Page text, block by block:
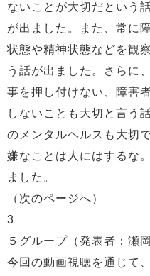
ないことが大切だという
が出ました。また、常に
状態や精神状態などを観
う話が出ました。さらに
事を押し付けない、障害
しないことも大切と言う
のメンタルヘルスも大切
嫌なことは人にはするな
ました。
（次のページへ）
3
５グループ（発表者：瀬
今回の動画視聴を通じて